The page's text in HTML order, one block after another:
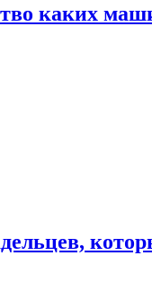
каких